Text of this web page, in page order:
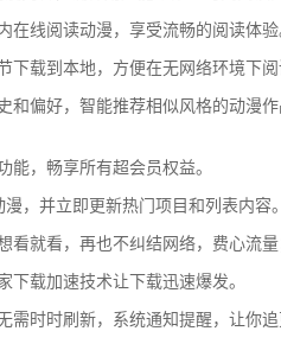
在线阅读动漫，享受流畅的阅读体验
下载到本地，方便在无网络环境下阅
和偏好，智能推荐相似风格的动漫作
能，畅享所有超会员权益。
，并立即更新热门项目和列表内容。
看就看，再也不纠结网络，费心流量
下载加速技术让下载迅速爆发。
需时时刷新，系统通知提醒，让你追